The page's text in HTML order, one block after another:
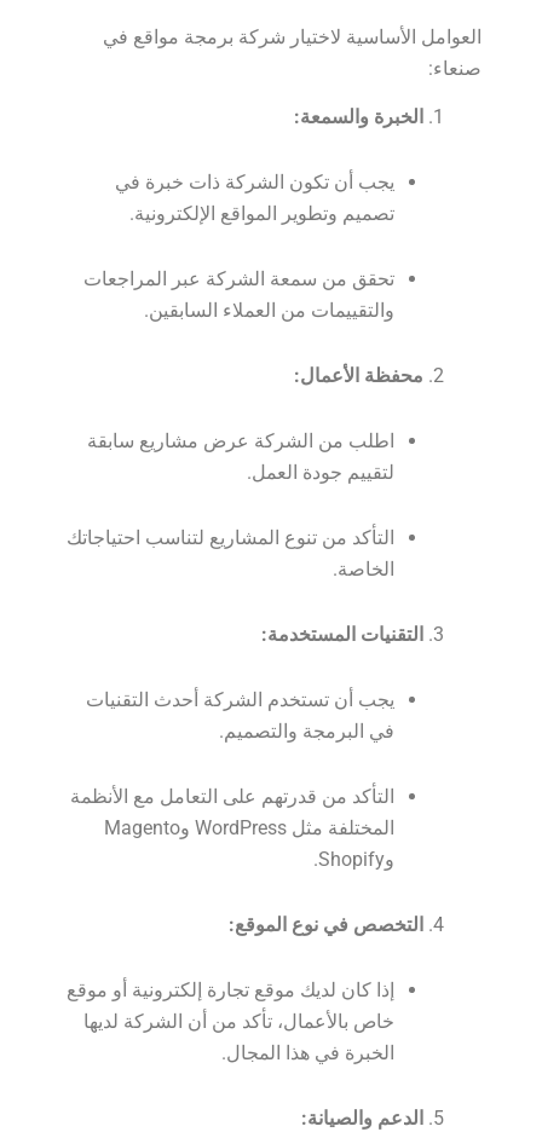
العوامل الأساسية لاختيار شركة برمجة مواقع في
صنعاء:
الخبرة والسمعة:
يجب أن تكون الشركة ذات خبرة في
تصميم وتطوير المواقع الإلكترونية.
تحقق من سمعة الشركة عبر المراجعات
والتقييمات من العملاء السابقين.
محفظة الأعمال:
اطلب من الشركة عرض مشاريع سابقة
لتقييم جودة العمل.
التأكد من تنوع المشاريع لتناسب احتياجاتك
الخاصة.
التقنيات المستخدمة:
يجب أن تستخدم الشركة أحدث التقنيات
في البرمجة والتصميم.
التأكد من قدرتهم على التعامل مع الأنظمة
المختلفة مثل WordPress وMagento
التخصص في نوع الموقع:
إذا كان لديك موقع تجارة إلكترونية أو موقع
خاص بالأعمال، تأكد من أن الشركة لديها
الخبرة في هذا المجال.
الدعم والصيانة: